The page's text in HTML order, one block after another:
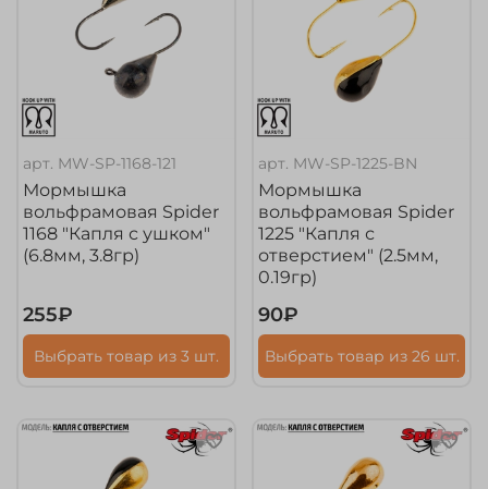
арт. MW-SP-1168-121
Мормышка
вольфрамовая Spider
1168 "Капля с ушком"
(6.8мм, 3.8гр)
255₽
Выбрать товар из 3 шт.
арт. MW-SP-1225-BN
Мормышка
вольфрамовая Spider
1225 "Капля с
отверстием" (2.5мм,
0.19гр)
90₽
Выбрать товар из 26 шт.